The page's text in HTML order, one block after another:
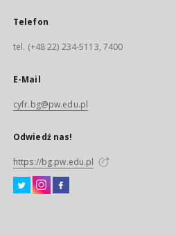
Telefon
tel. (+48 22) 234-5113, 7400
E-Mail
cyfr.bg@pw.edu.pl
Odwiedź nas!
https://bg.pw.edu.pl